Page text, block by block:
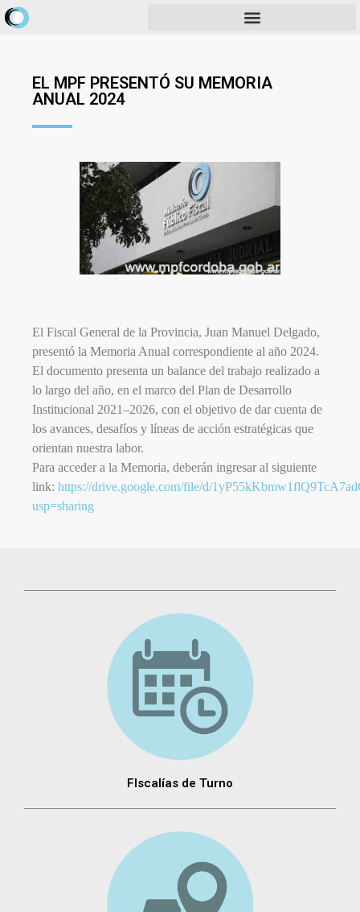
EL MPF PRESENTÓ SU MEMORIA
ANUAL 2024
El Fiscal General de la Provincia, Juan Manuel Delgado,
presentó la Memoria Anual correspondiente al año 2024.
El documento presenta un balance del trabajo realizado a
lo largo del año, en el marco del Plan de Desarrollo
Institucional 2021–2026, con el objetivo de dar cuenta de
los avances, desafíos y líneas de acción estratégicas que
orientan nuestra labor.
Para acceder a la Memoria, deberán ingresar al siguiente
link: https://drive.google.com/file/d/
usp=sharing
FIscalías de Turno